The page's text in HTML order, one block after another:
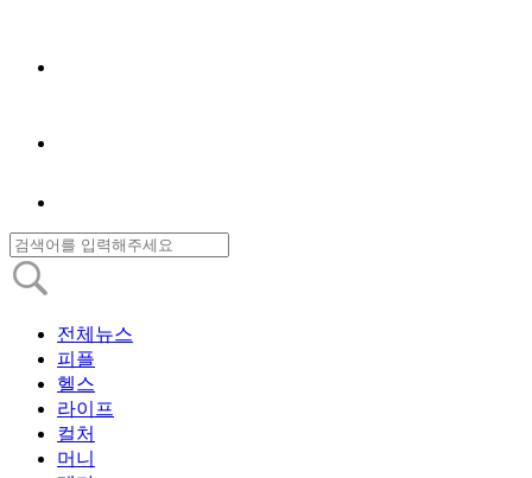
전체뉴스
피플
헬스
라이프
컬처
머니